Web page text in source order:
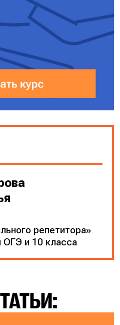
√1 = 1.
подходит (не
исходному
входит в ОДЗ).
репетитора»
ОГЭ и 10 класса